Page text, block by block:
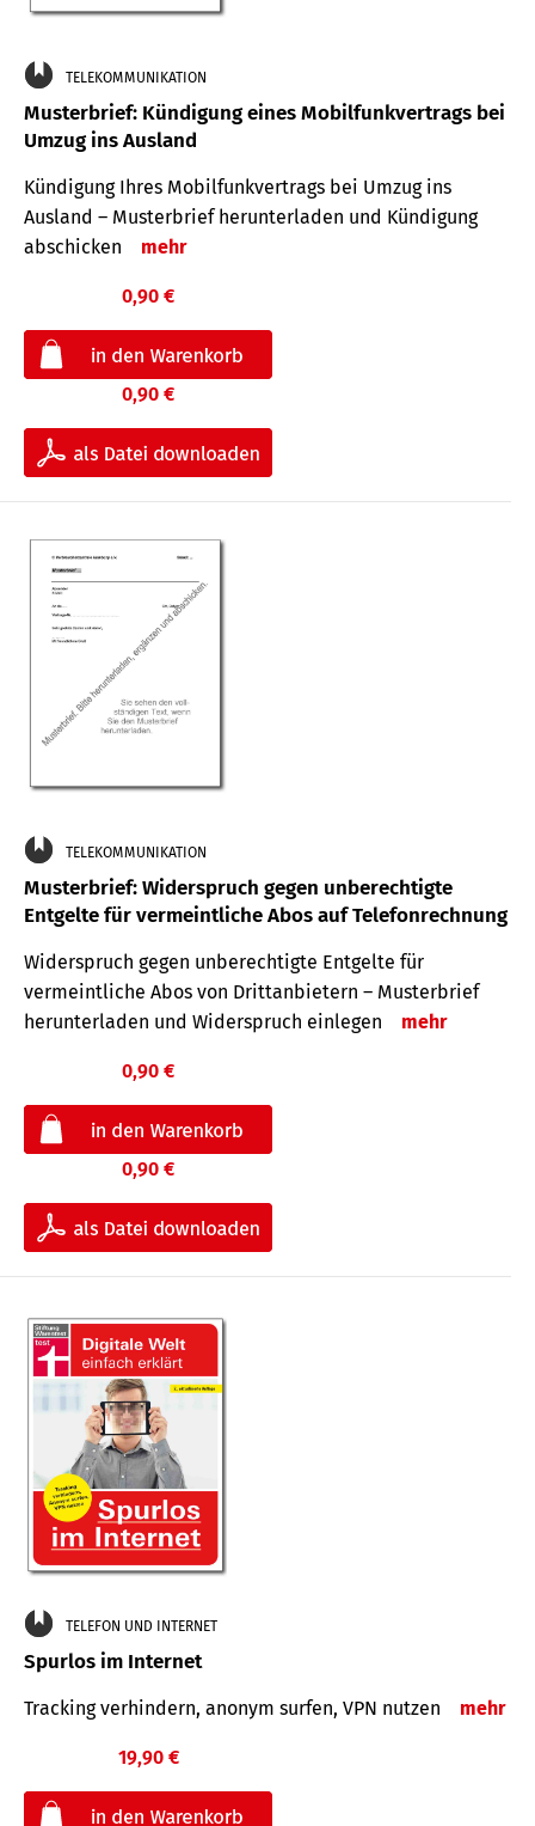
TELEKOMMUNIKATION
Musterbrief: Kündigung eines Mobilfunkvertrags bei
Umzug ins Ausland
Kündigung Ihres Mobilfunkvertrags bei Umzug ins
Ausland – Musterbrief herunterladen und Kündigung
abschicken
mehr
0,90 €
0,90 €
TELEKOMMUNIKATION
Musterbrief: Widerspruch gegen unberechtigte
Entgelte für vermeintliche Abos auf Telefonrechnung
Widerspruch gegen unberechtigte Entgelte für
vermeintliche Abos von Drittanbietern – Musterbrief
herunterladen und Widerspruch einlegen
mehr
0,90 €
0,90 €
TELEFON UND INTERNET
Spurlos im Internet
Tracking verhindern, anonym surfen, VPN nutzen mehr
19,90 €